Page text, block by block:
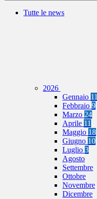
Tutte le news
2026
Gennaio 11
Febbraio 9
Marzo 24
Aprile 11
Maggio 18
Giugno 10
Luglio 3
Agosto
Settembre
Ottobre
Novembre
Dicembre